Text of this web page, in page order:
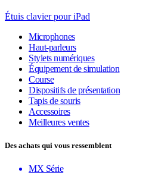
Étuis clavier pour iPad
Microphones
Haut-parleurs
Stylets numériques
Équipement de simulation
Course
Dispositifs de présentation
Tapis de souris
Accessoires
Meilleures ventes
Des achats qui vous ressemblent
MX Série